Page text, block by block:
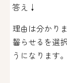
答え↓
理由は分かり
齧らせるを選
うになります。